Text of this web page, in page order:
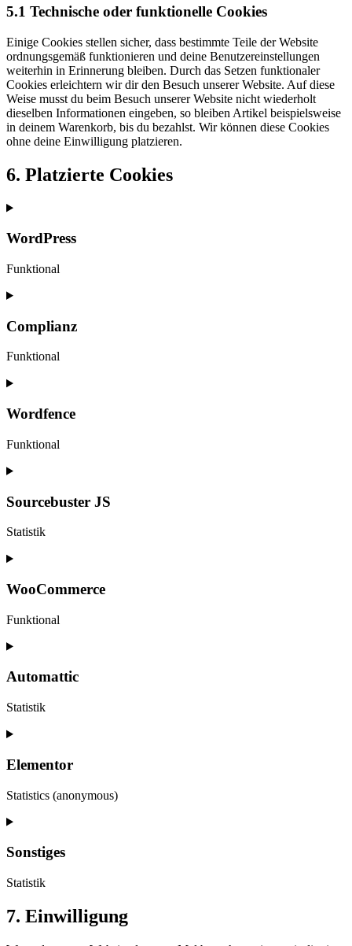
5.1 Technische oder funktionelle Cookies
Einige Cookies stellen sicher, dass bestimmte Teile der Website
ordnungsgemäß funktionieren und deine Benutzereinstellungen
weiterhin in Erinnerung bleiben. Durch das Setzen funktionaler
Cookies erleichtern wir dir den Besuch unserer Website. Auf diese
Weise musst du beim Besuch unserer Website nicht wiederholt
dieselben Informationen eingeben, so bleiben Artikel beispielsweise
in deinem Warenkorb, bis du bezahlst. Wir können diese Cookies
ohne deine Einwilligung platzieren.
6. Platzierte Cookies
WordPress
Funktional
Consent
service
wordpress
Complianz
Funktional
Consent
service
Wordfence
Funktional
Consent
service
Sourcebuster JS
Statistik
Consent
service
js
WooCommerce
Funktional
Consent
service
Automattic
Statistik
Consent
service
Elementor
Statistics (anonymous)
Consent
service
elementor
Sonstiges
Statistik
Consent
to
7. Einwilligung